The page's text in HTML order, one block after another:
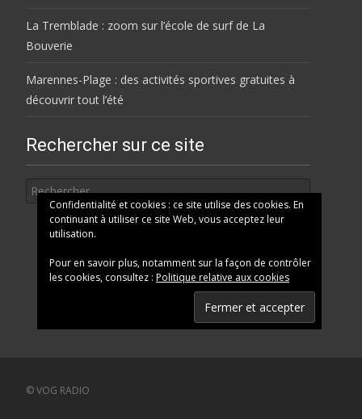
La Tremblade : zoom sur l’école de surf de La
Bouverie
Marennes-Plage : des activités sportives gratuites à
découvrir tout l’été
Rechercher sur ce site
Confidentialité et cookies : ce site utilise des cookies. En
continuant à utiliser ce site Web, vous acceptez leur
utilisation.
Pour en savoir plus, notamment sur la façon de contrôler
les cookies, consultez : Politique relative aux cookies
© VOG RADIO